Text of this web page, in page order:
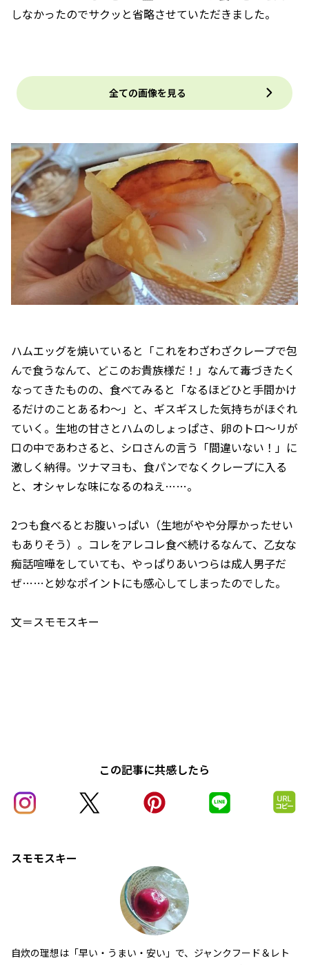
しなかったのでサクッと省略させていただきました。
全ての画像を見る
ハムエッグを焼いていると「これをわざわざクレープで包
んで食うなんて、どこのお貴族様だ！」なんて毒づきたく
なってきたものの、食べてみると「なるほどひと手間かけ
るだけのことあるわ～」と、ギスギスした気持ちがほぐれ
ていく。生地の甘さとハムのしょっぱさ、卵のトロ～リが
口の中であわさると、シロさんの言う「間違いない！」に
激しく納得。ツナマヨも、食パンでなくクレープに入る
と、オシャレな味になるのねえ……。
2つも食べるとお腹いっぱい（生地がやや分厚かったせい
もありそう）。コレをアレコレ食べ続けるなんて、乙女な
痴話喧嘩をしていても、やっぱりあいつらは成人男子だ
ぜ……と妙なポイントにも感心してしまったのでした。
文＝スモモスキー
この記事に共感したら
スモモスキー
自炊の理想は「早い・うまい・安い」で、ジャンクフード＆レト